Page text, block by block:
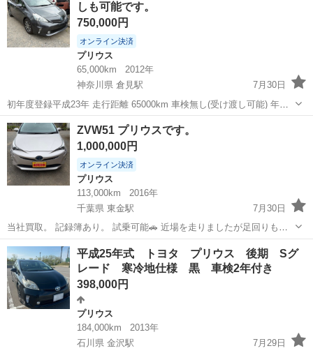
しも可能です。
750,000円
オンライン決済
プリウス
65,000km
2012年
神奈川県 倉見駅
7月30日
初年度登録平成23年 走行距離 65000km 車検無し(受け渡し可能) 年式
相応の小傷などはあります。 室内も綺麗です。 不明な点は質問くださ
い。
神奈川 高座郡 プリウス
ZVW51 プリウスです。
1,000,000円
オンライン決済
プリウス
113,000km
2016年
千葉県 東金駅
7月30日
当社買取。 記録簿あり。 試乗可能🚗 近場を走りましたが足回りもし
っかりしていて不具合特に無しだと思います。 ナビ、バックカメラ、
ETC、ドラレコ クルコン、コーナーセンサー、コーティング済み スタ
ッドレスタイヤ付きホイール...
千葉 東金市 東金駅 プリウス
平成25年式 トヨタ プリウス 後期 Sグ
レード 寒冷地仕様 黒 車検2年付き
398,000円
プリウス
184,000km
2013年
石川県 金沢駅
7月29日